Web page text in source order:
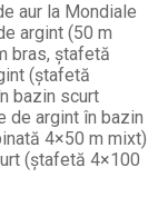
aur la Mondiale
argint (50 m
bras, ştafetă
(ştafetă
bazin scurt
de argint în bazin
4×50 m mixt)
(ştafetă 4×100